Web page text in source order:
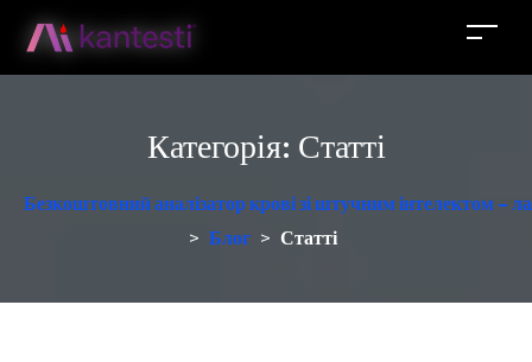
Категорія: Статті
Безкоштовний аналізатор крові зі штучним інтелектом –
> Блог > Статті